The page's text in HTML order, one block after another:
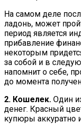
На самом деле
ладонь, может
период является
прибавление
некоторым
за собой и в
напомнит о себе,
до момента
2. Кошелек. Один
денег. Красный
купюры аккуратно